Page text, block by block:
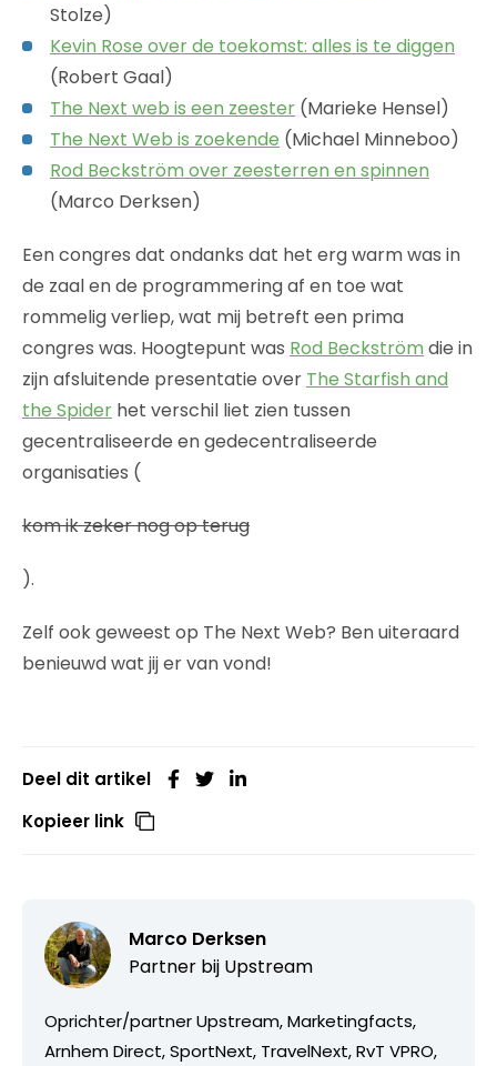
Stolze)
Kevin Rose over de toekomst: alles is te diggen
(Robert Gaal)
The Next web is een zeester (Marieke Hensel)
The Next Web is zoekende (Michael Minneboo)
Rod Beckström over zeesterren en spinnen
(Marco Derksen)
Een congres dat ondanks dat het erg warm was in
de zaal en de programmering af en toe wat
rommelig verliep, wat mij betreft een prima
congres was. Hoogtepunt was Rod Beckström die in
zijn afsluitende presentatie over The Starfish and
the Spider het verschil liet zien tussen
gecentraliseerde en gedecentraliseerde
organisaties (
kom ik zeker nog op terug
).
Zelf ook geweest op The Next Web? Ben uiteraard
benieuwd wat jij er van vond!
Deel dit artikel
Kopieer link
Marco Derksen
Partner bij Upstream
Oprichter/partner Upstream, Marketingfacts,
Arnhem Direct, SportNext, TravelNext, RvT VPRO,